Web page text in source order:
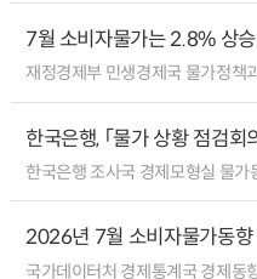
7월 소비자물가는 2.8% 상승
재정경제부 민생경제국 물가정책
한국은행, 「물가 상황 점검회
한국은행 조사국 경제모형실 물가
2026년 7월 소비자물가동향
국가데이터처 경제통계국 경제동